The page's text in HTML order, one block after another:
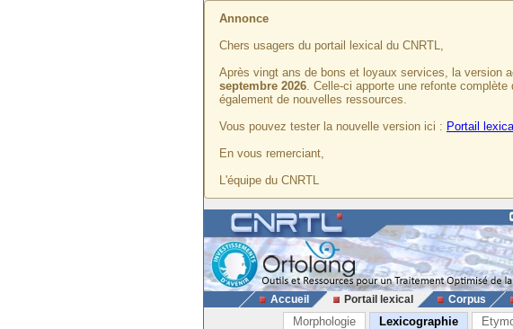
Annonce
Chers usagers du portail lexical du CNRTL,
Après vingt ans de bons et loyaux services, la version
septembre 2026. Celle-ci apporte une refonte
également de nouvelles ressources.
Vous pouvez tester la nouvelle version ici : Portail
En vous remerciant,
L'équipe du CNRTL
Accueil Portail lexical Corpus
Morphologie Lexicographie